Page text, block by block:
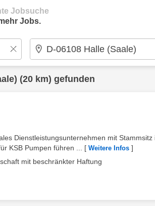
Jobsuche
Jobs.
(20 km) gefunden
Dienstleistungsunternehmen mit
KSB Pumpen führen ...
[ Weitere Infos ]
mit beschränkter Haftung